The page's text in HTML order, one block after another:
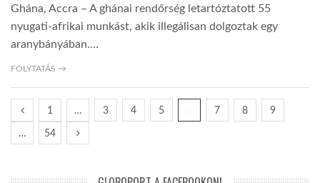
Ghána, Accra – A ghánai rendőrség letartóztatott 55
nyugati-afrikai munkást, akik illegálisan dolgoztak egy
aranybányában.…
FOLYTATÁS →
1 … 3 4 5 7 8 9
… 54